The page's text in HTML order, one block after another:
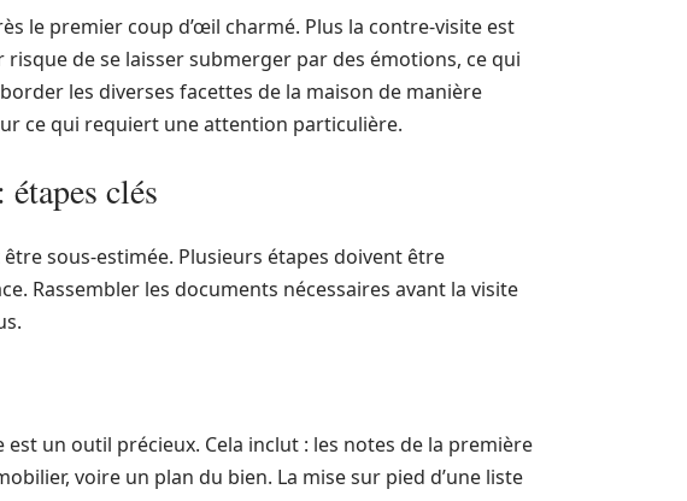
le premier coup d’œil charmé. Plus la contre-visite est
risque de se laisser submerger par des émotions, ce qui
les diverses facettes de la maison de manière
ce qui requiert une attention particulière.
clés
sous-estimée. Plusieurs étapes doivent être
Rassembler les documents nécessaires avant la visite
un outil précieux. Cela inclut : les notes de la première
voire un plan du bien. La mise sur pied d’une liste